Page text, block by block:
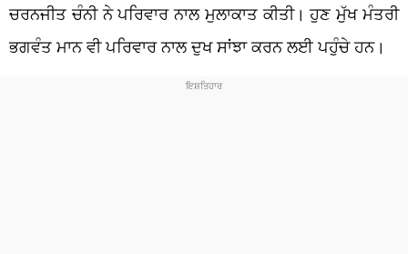
ਚਰਨਜੀਤ ਚੰਨੀ ਨੇ ਪਰਿਵਾਰ ਨਾਲ ਮੁਲਾਕਾਤ ਕੀਤੀ। ਹੁਣ ਮੁੱਖ ਮੰਤਰੀ
ਭਗਵੰਤ ਮਾਨ ਵੀ ਪਰਿਵਾਰ ਨਾਲ ਦੁਖ ਸਾਂਝਾ ਕਰਨ ਲਈ ਪਹੁੰਚੇ ਹਨ।